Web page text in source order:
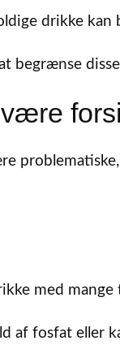
drikke
begrænse
med
af fosfat eller